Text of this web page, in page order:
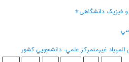
فیزیک دانشگاهی⚜
غيرمتمركز علمي- دانشجويي كشور